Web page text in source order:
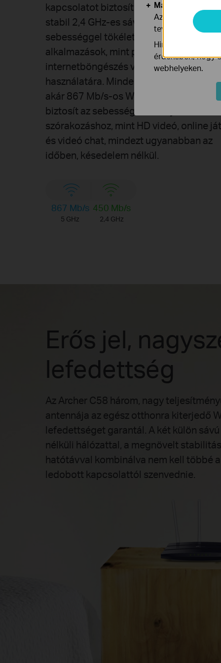
kapcsolatot biztosít otthonában. A
stabil 2,4 GHz-es sáv 450 Mb/s Wi-Fi
sebességgel tökéletes a mindennapi
alkalmazások, mint például e-mail
internetböngészés vagy zenehallgatás
használatára. Mindeközben 5 GHz-es
akár 867 Mb/s-os Wi-Fi sebességet is
biztosít az sebességérzékeny
szórakozáshoz, mint HD videó, online
és videó chat, mindezt ugyanabban az
időben, késedelem nélkül.
867 Mb/s 450 Mb/s
5 GHz 2,4 GHz
Erős jel,
lefedettség
Az Archer C58 három, nagy
antennája az egész otthonra kiterjedő
lefedettséget garantál. A két külön
nélküli hálózattal, a megnövelt
hatótávval kombinálva nem kell többé
ledobott kapcsolattól szenvednie.
Marketing és
Az elemző cookie
tevékenységeit,
Hirdetési
érdekében, hogy
webhelyeken.